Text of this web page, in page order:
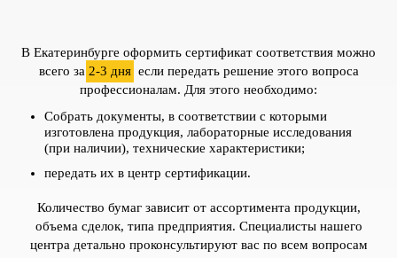
В Екатеринбурге оформить сертификат соответствия можно
всего за 2-3 дня, если передать решение этого вопроса
профессионалам. Для этого необходимо:
Собрать документы, в соответствии с которыми
изготовлена продукция, лабораторные исследования
(при наличии), технические характеристики;
передать их в центр сертификации.
Количество бумаг зависит от ассортимента продукции,
объема сделок, типа предприятия. Специалисты нашего
центра детально проконсультируют вас по всем вопросам